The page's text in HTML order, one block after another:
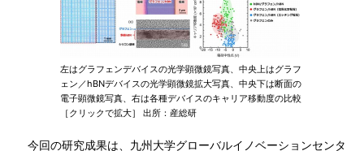
左はグラフェンデバイスの光学顕微鏡写真、中央上はグラフ
ェン／hBNデバイスの光学顕微鏡拡大写真、中央下は断面の
電子顕微鏡写真、右は各種デバイスのキャリア移動度の比較
［クリックで拡大］ 出所：産総研
今回の研究成果は、九州大学グローバルイノベーションセンタ